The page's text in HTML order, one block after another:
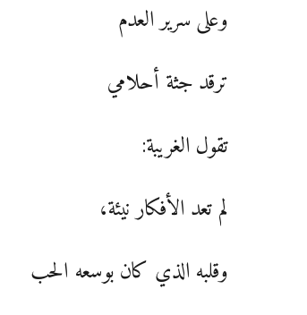
وعلى سرير العدم
ترقد جثة أحلامي
تقول الغريبة:
لم تعد الأفكار نيئة،
وقلبه الذي كان بوسعه الحب